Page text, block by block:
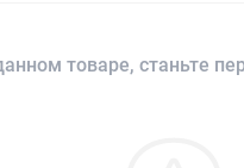
товаре, станьте